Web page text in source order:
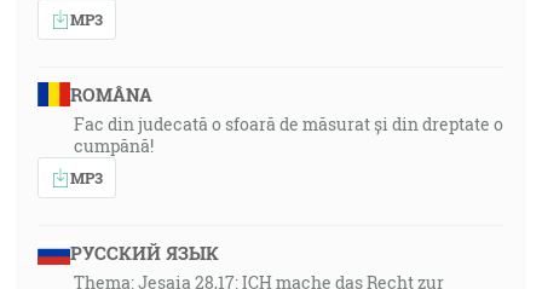
MP3
ROMÂNA
Fac din judecată o sfoară de măsurat și din dreptate o
cumpănă!
MP3
РУССКИЙ ЯЗЫК
Thema: Jesaia 28,17: ICH mache das Recht zur